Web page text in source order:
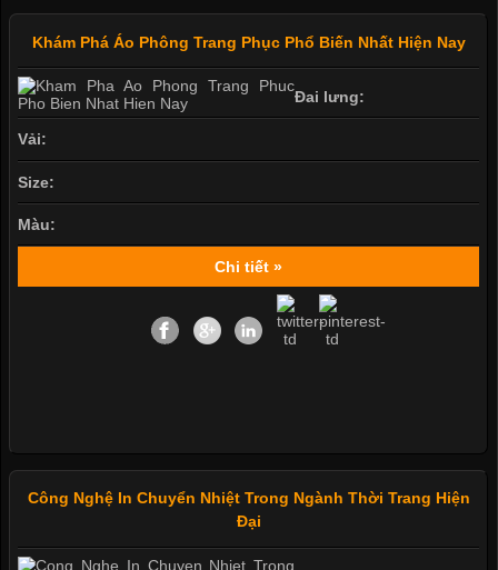
Khám Phá Áo Phông Trang Phục Phổ Biến Nhất Hiện Nay
Đai lưng:
Vải:
Size:
Màu:
Chi tiết »
Công Nghệ In Chuyển Nhiệt Trong Ngành Thời Trang Hiện
Đại